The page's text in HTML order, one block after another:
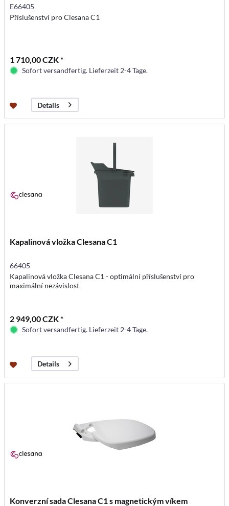
E66405
Příslušenství pro Clesana C1
1 710,00 CZK *
Sofort versandfertig. Lieferzeit 2-4 Tage.
Details
Kapalinová vložka Clesana C1
66405
Kapalinová vložka Clesana C1 - optimální příslušenství pro
maximální nezávislost
2 949,00 CZK *
Sofort versandfertig. Lieferzeit 2-4 Tage.
Details
Konverzní sada Clesana C1 s magnetickým víkem